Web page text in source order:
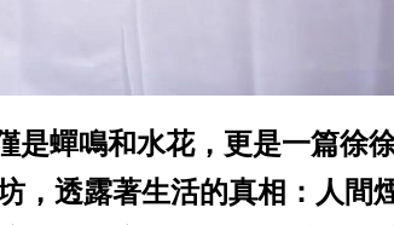
蟬鳴和水花，更是一篇徐
，透露著生活的真相：人間